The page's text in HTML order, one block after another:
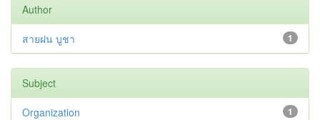
Author
1
สายฝน บูชา
Subject
1
Organization